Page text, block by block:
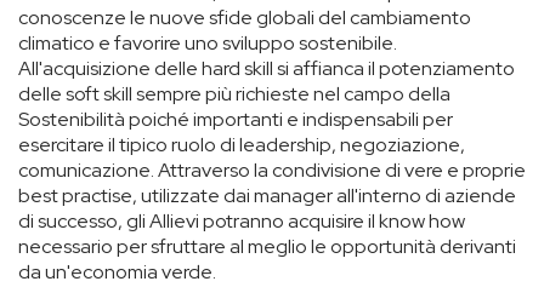
conoscenze le nuove sfide globali del cambiamento
climatico e favorire uno sviluppo sostenibile.
All'acquisizione delle hard skill si affianca il potenziamento
delle soft skill sempre più richieste nel campo della
Sostenibilità poiché importanti e indispensabili per
esercitare il tipico ruolo di leadership, negoziazione,
comunicazione. Attraverso la condivisione di vere e proprie
best practise, utilizzate dai manager all'interno di aziende
di successo, gli Allievi potranno acquisire il know how
necessario per sfruttare al meglio le opportunità derivanti
da un'economia verde.